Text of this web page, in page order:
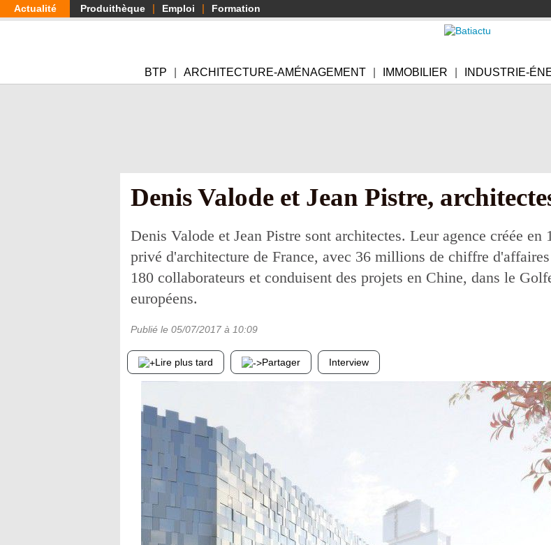
Aller
au
Actualité Produithèque Emploi Formation
BTP ARCHITECTURE-AMÉNAGEMENT IMMOBILIER INDUSTRIE-
Denis Valode et Jean Pistre,
Denis Valode et Jean Pistre sont architectes. Leur agence créée
privé d'architecture de France, avec 36 millions de chiffre
180 collaborateurs et conduisent des projets en Chine, dans le
européens.
Publié le 05/07/2017 à 10:09
Lire plus tard Partager Interview